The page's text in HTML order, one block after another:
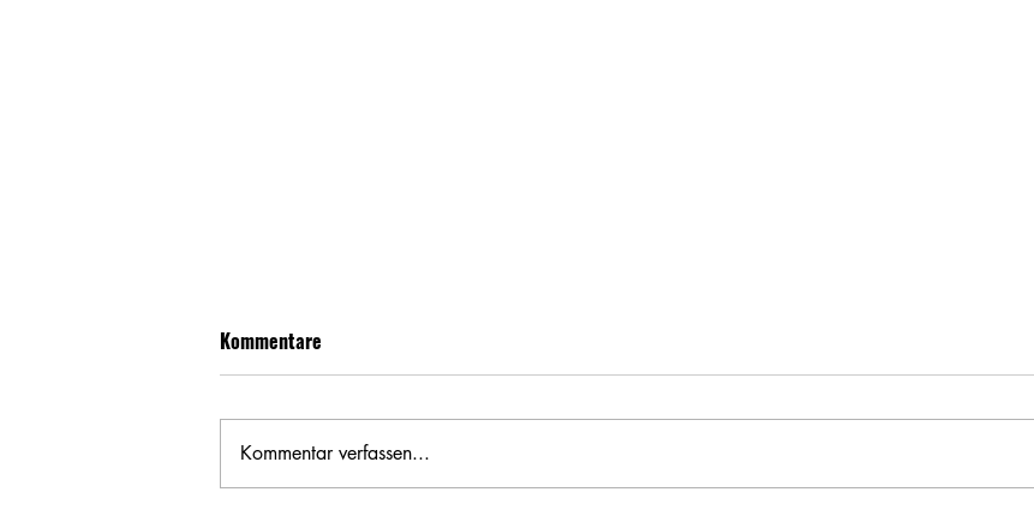
Kommentare
Kommentar verfassen...